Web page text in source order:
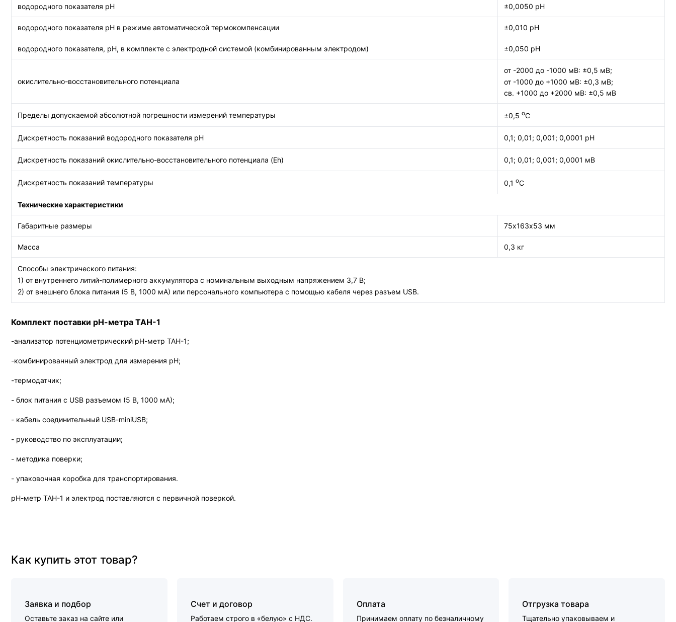
водородного показателя рН ±0,0050 рН
водородного показателя рН в режиме автоматической термокомпенсации ±0,010 рН
водородного показателя, рН, в комплекте с электродной системой (комбинированным электродом) ±0,050 рН
окислительно-восстановительного потенциала
от -2000 до -1000 мВ: ±0,5 мВ;
от -1000 до +1000 мВ: ±0,3 мВ;
св. +1000 до +2000 мВ: ±0,5 мВ
Пределы допускаемой абсолютной погрешности измерений температуры ±0,5 оС
Дискретность показаний водородного показателя рН 0,1; 0,01; 0,001; 0,0001 рН
Дискретность показаний окислительно-восстановительного потенциала (Eh) 0,1; 0,01; 0,001; 0,0001 мВ
Дискретность показаний температуры 0,1 оС
Технические характеристики
Габаритные размеры 75х163х53 мм
Масса 0,3 кг
Способы электрического питания:
1) от внутреннего литий-полимерного аккумулятора с номинальным выходным напряжением 3,7 В;
2) от внешнего блока питания (5 В, 1000 мА) или персонального компьютера с помощью кабеля через разъем USB.
Комплект поставки рН-метра ТАН-1
-анализатор потенциометрический рН-метр ТАН-1;
-комбинированный электрод для измерения рН;
-термодатчик;
- блок питания с USB разъемом (5 В, 1000 мА);
- кабель соединительный USB-miniUSB;
- руководство по эксплуатации;
- методика поверки;
- упаковочная коробка для транспортирования.
рН-метр ТАН-1 и электрод поставляются с первичной поверкой.
Как купить этот товар?
Заявка и подбор
Оставьте заказ на сайте или
Счет и договор
Работаем строго в «белую» с НДС.
Оплата
Принимаем оплату по безналичному
Отгрузка товара
Тщательно упаковываем и